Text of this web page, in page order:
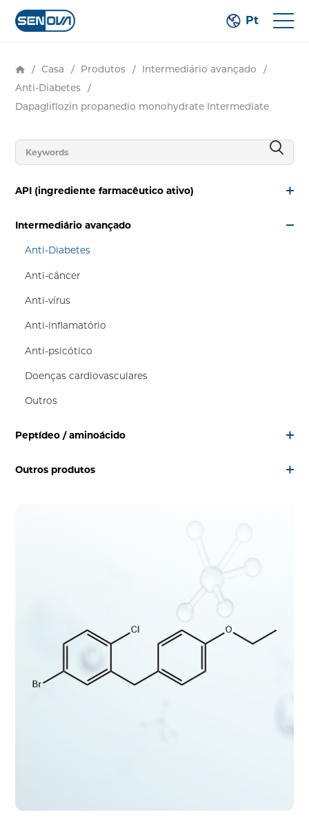
Pt
/ Casa / Produtos / Intermediário avançado
/
Anti-Diabetes
/
Dapagliflozin propanedio monohydrate Intermediate
API (ingrediente farmacêutico ativo)
Intermediário avançado
Anti-Diabetes
Anti-câncer
Anti-vírus
Anti-inflamatório
Anti-psicótico
Doenças cardiovasculares
Outros
Peptídeo / aminoácido
Outros produtos